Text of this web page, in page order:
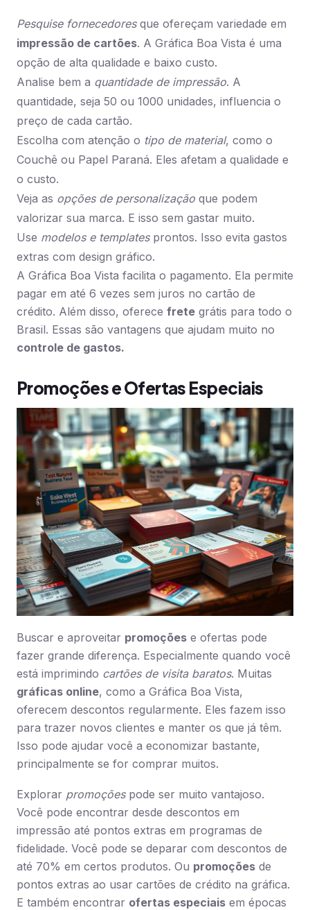
Pesquise fornecedoresque ofereçam variedade em
impressão de cartões. A Gráfica Boa Vista é uma
opção de alta qualidade e baixo custo.
Analise bem a quantidade de impressão. A
quantidade, seja 50 ou 1000 unidades, influencia o
preço de cada cartão.
Escolha com atenção o tipo de material, como o
Couchê ou Papel Paraná. Eles afetam a qualidade e
o custo.
Veja as opções de personalização que podem
valorizar sua marca. E isso sem gastar muito.
Use modelos e templatesprontos. Isso evita gastos
extras com design gráfico.
A Gráfica Boa Vista facilita o pagamento. Ela permite
pagar em até 6 vezes sem juros no cartão de
crédito. Além disso, oferece frete grátis para todo o
Brasil. Essas são vantagens que ajudam muito no
controle de gastos.
Promoções e Ofertas Especiais
Buscar e aproveitar promoções e ofertas pode
fazer grande diferença. Especialmente quando você
está imprimindo cartões de visita baratos. Muitas
gráficas online, como a Gráfica Boa Vista,
oferecem descontos regularmente. Eles fazem isso
para trazer novos clientes e manter os que já têm.
Isso pode ajudar você a economizar bastante,
principalmente se for comprar muitos.
Explorar promoçõespode ser muito vantajoso.
Você pode encontrar desde descontos em
impressão até pontos extras em programas de
fidelidade. Você pode se deparar com descontos de
até 70% em certos produtos. Ou promoções de
pontos extras ao usar cartões de crédito na gráfica.
E também encontrar ofertas especiais em épocas